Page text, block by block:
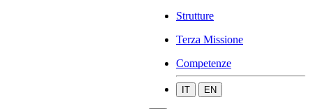
Strutture
Terza Missione
Competenze
IT EN